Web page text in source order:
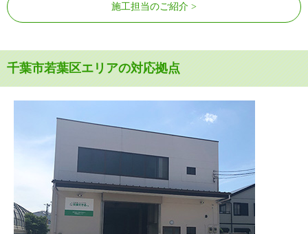
施工担当のご紹介
千葉市若葉区エリアの対応拠点